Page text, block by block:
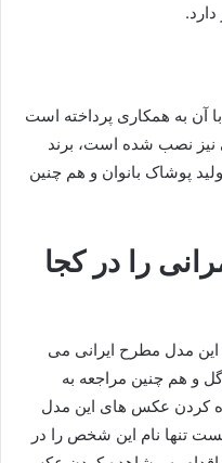
آن به همکاری پرداخته است
نیز نصب شده است، برند
پوشاک بانوان و هم چنین
را در کجا
مدل مطرح ایرانی می
و هم چنین مراجعه به
کردن عکس های این مدل
تنها نام این شخص را در